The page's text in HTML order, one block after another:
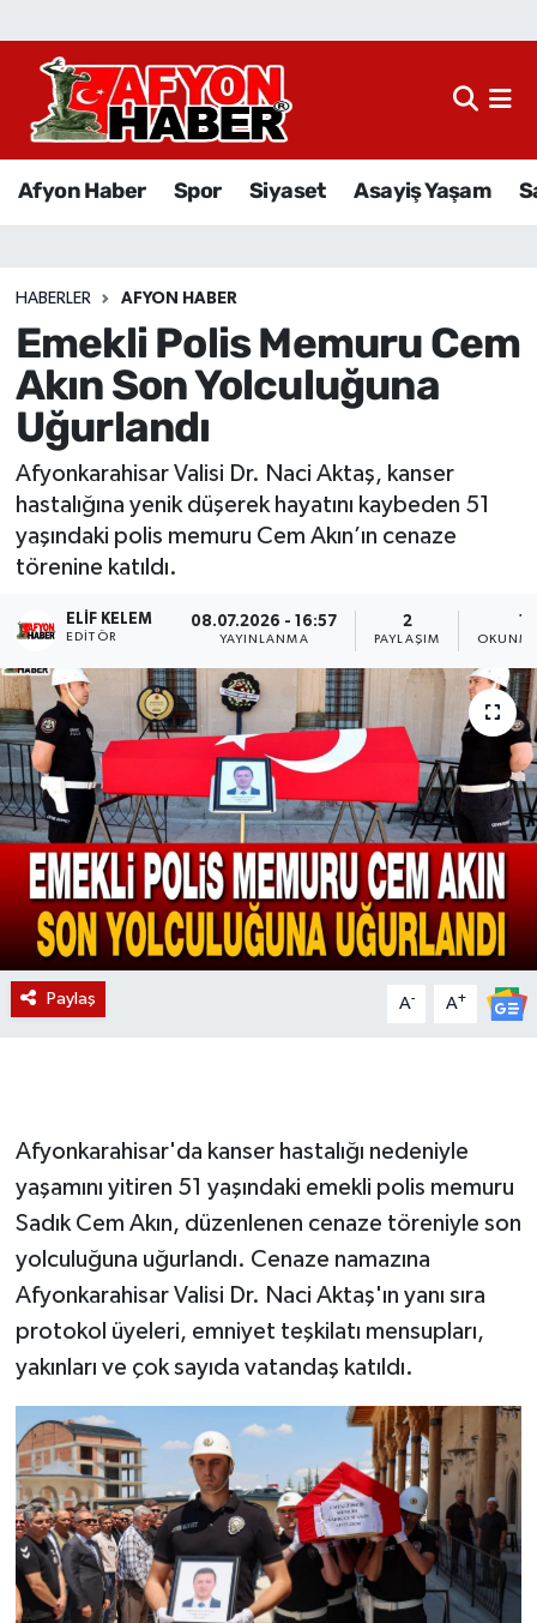
Afyon Haber Spor Siyaset Asayiş Yaşam
HABERLER AFYON HABER
Emekli Polis Memuru Cem
Akın Son Yolculuğuna
Uğurlandı
Afyonkarahisar Valisi Dr. Naci Aktaş, kanser
hastalığına yenik düşerek hayatını kaybeden 51
yaşındaki polis memuru Cem Akın’ın cenaze
törenine katıldı.
ELIF KELEM
EDITÖR
08.07.2026 - 16:57
YAYINLANMA
2
PAYLAŞIM
Paylaş A- A+
Afyonkarahisar'da kanser hastalığı nedeniyle
yaşamını yitiren 51 yaşındaki emekli polis memuru
Sadık Cem Akın, düzenlenen cenaze töreniyle son
yolculuğuna uğurlandı. Cenaze namazına
Afyonkarahisar Valisi Dr. Naci Aktaş'ın yanı sıra
protokol üyeleri, emniyet teşkilatı mensupları,
yakınları ve çok sayıda vatandaş katıldı.
Afyon Haber
Sağlık
Eğitim
Ekonomi
Magazin
Etkinlikler